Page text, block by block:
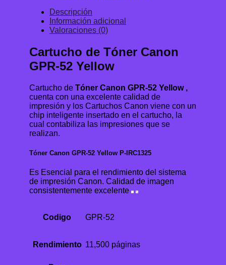
Descripción
Información adicional
Valoraciones (0)
Cartucho de Tóner Canon
GPR-52 Yellow
Cartucho de Tóner Canon GPR-52 Yellow ,
cuenta con una excelente calidad de
impresión y los Cartuchos Canon viene con un
chip inteligente insertado en el cartucho, la
cual contabiliza las impresiones que se
realizan.
Tóner Canon GPR-52 Yellow P-IRC1325
Es Esencial para el rendimiento del sistema
de impresión Canon. Calidad de imagen
consistentemente excelente
Codigo GPR-52
Rendimiento 11,500 páginas